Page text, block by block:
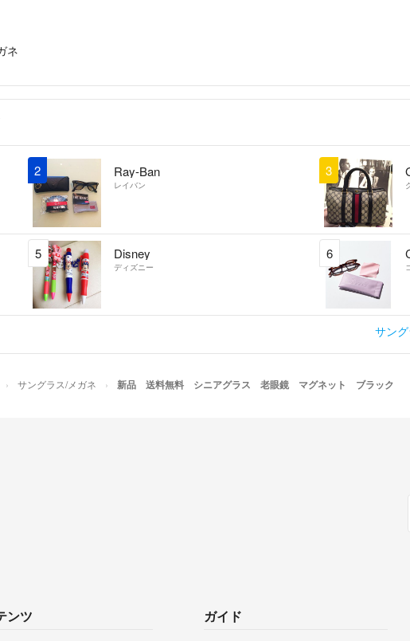
ネ
2 Ray-Ban
レイバン
3
5 Disney
ディズニー
6
サン
サングラス/メガネ 新品 送料無料 シニアグラス 老眼鏡 マグネット ブラック
ンツ ガイド